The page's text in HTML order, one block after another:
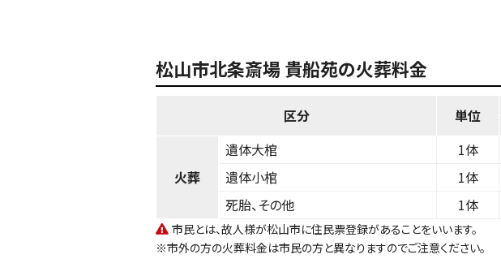
松山市北条斎場 貴船苑の火葬料金
区分 単位
火葬
遺体大棺 1体
遺体小棺
1体
死胎、その他
1体
市民とは、故人様が松山市に住民票登録があることをいいます。
※市外の方の火葬料金は市民の方と異なりますのでご注意ください。